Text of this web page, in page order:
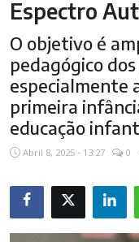
Polícia
Política
Galeria de Fotos
Espectro
O objetivo é
pedagógico
especialmente
primeira
educação
Abril 8, 2025 - 13:27 0